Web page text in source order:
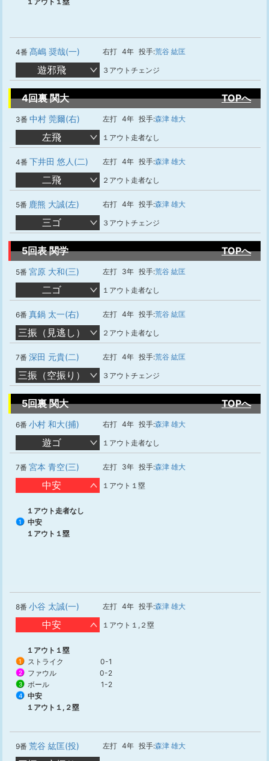
4番 髙嶋 奨哉(一) 右打 4年 投手:荒谷 紘匡
遊邪飛 ３アウトチェンジ
4回裏 関大 TOPへ
3番 中村 莞爾(右) 左打 4年 投手:森津 雄大
左飛 １アウト走者なし
4番 下井田 悠人(二) 左打 4年 投手:森津 雄大
二飛 ２アウト走者なし
5番 鹿熊 大誠(左) 右打 4年 投手:森津 雄大
三ゴ ３アウトチェンジ
5回表 関学 TOPへ
5番 宮原 大和(三) 左打 3年 投手:荒谷 紘匡
二ゴ １アウト走者なし
6番 真鍋 太一(右) 左打 4年 投手:荒谷 紘匡
三振（見逃し） ２アウト走者なし
7番 深田 元貴(二) 左打 4年 投手:荒谷 紘匡
三振（空振り） ３アウトチェンジ
5回裏 関大 TOPへ
6番 小村 和大(捕) 右打 4年 投手:森津 雄大
遊ゴ １アウト走者なし
7番 宮本 青空(三) 左打 3年 投手:森津 雄大
中安 １アウト１塁
１アウト走者なし
1
中安
１アウト１塁
8番 小谷 太誠(一) 左打 4年 投手:森津 雄大
中安 １アウト１,２塁
１アウト１塁
1 ストライク 0-1
2 ファウル 0-2
3 ボール 1-2
4
中安
１アウト１,２塁
9番 荒谷 紘匡(投) 左打 4年 投手:森津 雄大